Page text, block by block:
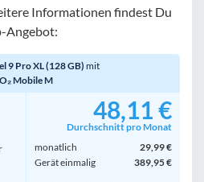
Informationen findest Du
Angebot:
9 Pro XL (128 GB) mit
O₂ Mobile M
48,11 €
Durchschnitt pro Monat
monatlich
29,99 €
Gerät einmalig
389,95 €